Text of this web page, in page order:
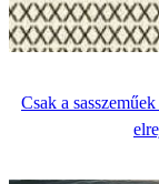
Csak a